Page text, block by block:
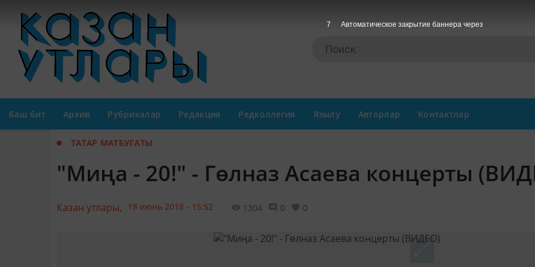
Баш бит Архив Рубрикалар Редакция Редколлегия Язылу Авторлар Контактлар
ТАТАР МАТБУГАТЫ
"Миңа - 20!" - Гөлназ Асаева концерты
Казан утлары, 18 июнь 2018 - 15:52 1304 0 0
6 Автоматическое закрытие баннера через